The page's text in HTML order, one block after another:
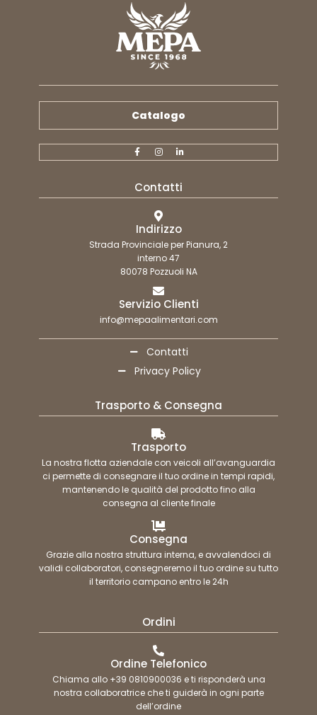
Catalogo
Contatti
Indirizzo
Strada Provinciale per Pianura, 2
interno 47
80078 Pozzuoli NA
Servizio Clienti
info@mepaalimentari.com
Contatti
Privacy Policy
Trasporto & Consegna
Trasporto
La nostra flotta aziendale con veicoli all’avanguardia
ci permette di consegnare il tuo ordine in tempi rapidi,
mantenendo le qualità del prodotto fino alla
consegna al cliente finale
Consegna
Grazie alla nostra struttura interna, e avvalendoci di
validi collaboratori, consegneremo il tuo ordine su tutto
il territorio campano entro le 24h
Ordini
Ordine Telefonico
Chiama allo +39 0810900036 e ti risponderà una
nostra collaboratrice che ti guiderà in ogni parte
dell’ordine